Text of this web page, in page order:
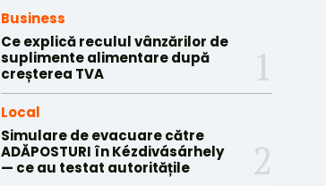
Business
Ce explică reculul vânzărilor de
suplimente alimentare după
creșterea TVA
Local
Simulare de evacuare către
ADĂPOSTURI în Kézdivásárhely
— ce au testat autoritățile